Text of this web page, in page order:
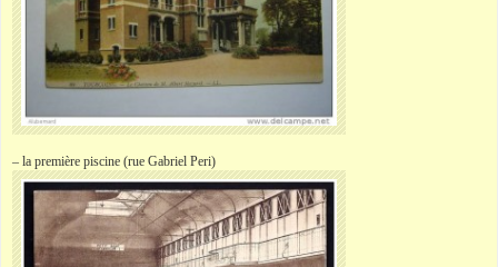
– la première piscine (rue Gabriel Peri)